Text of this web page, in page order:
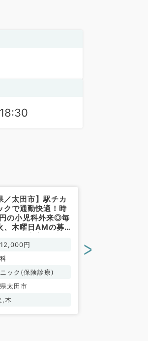
／太田市】駅チカ
クで通勤快適！時
の小児科外来◎毎
、木曜日AMの募
ック（小児科／非
円
ック(保険診療)
太田市
,木
>